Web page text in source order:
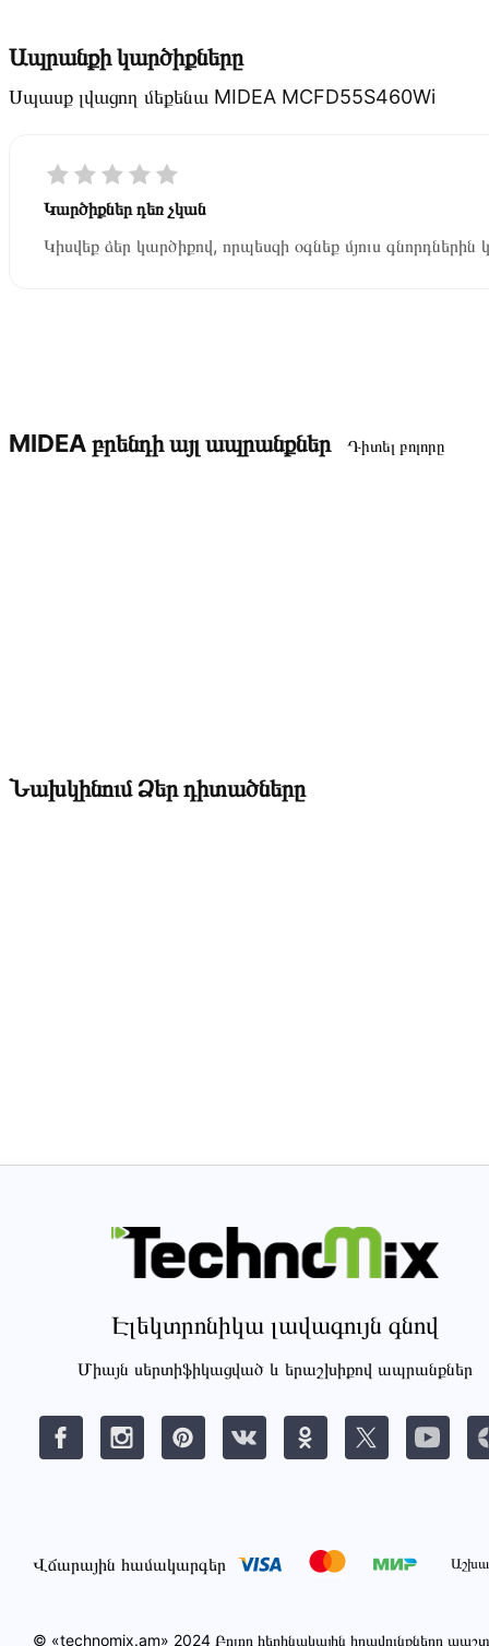
Ապրանքի կարծիքները
Սպասք լվացող մեքենա MIDEA MCFD55S460Wi
Կարծիքներ դեռ չկան
Կիսվեք ձեր կարծիքով, որպեսզի օգնեք մյուս գնորդներին
MIDEA բրենդի այլ ապրանքներ Դիտել բոլորը
Նախկինում Ձեր դիտածները
Էլեկտրոնիկա լավագույն գնով
Միայն սերտիֆիկացված և երաշխիքով ապրանքներ
Վճարային համակարգեր
© «technomix.am» 2024 Բոլոր հեղինակային իրավունքները